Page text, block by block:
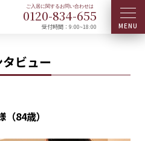
0120-834-655
受付時間：9:00~18:00
ビュー
84歳）